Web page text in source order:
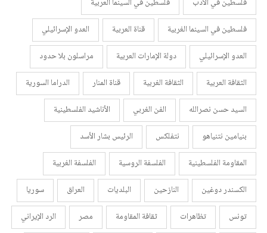
فلسطين في الأدب
فلسطين في السينما العربية
فلسطين في السينما الغربية
قناة العربية
العدو الإسرائيلي
العدو الإسرائيلي
دولة الإمارات العربية
مراسلون بلا حدود
الثقافة العربية
الثقافة الغربية قناة المنار
الدراما السورية
السيد حسن نصرالله
الفن الغربي
الأناشيد الفلسطينية
بنيامين نتنياهو
نتفلكس
الرئيس بشار الأسد
المقاومة الفلسطينية
الفلسفة الروسية
الفلسفة الغربية
الكسندر دوغين
النازحين البلديات العراق
سوريا
تونس
تظاهرات ثقافة المقاومة مصر
الرد الإيراني